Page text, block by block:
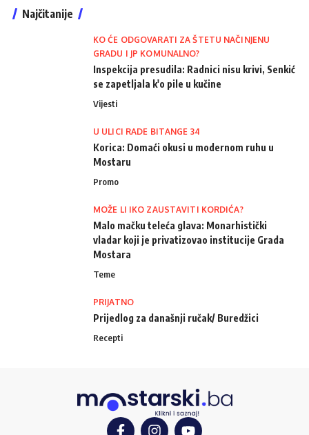
Najčitanije
KO ĆE ODGOVARATI ZA ŠTETU NAČINJENU
GRADU I JP KOMUNALNO?
Inspekcija presudila: Radnici nisu krivi, Senkić
se zapetljala k'o pile u kučine
Vijesti
U ULICI RADE BITANGE 34
Korica: Domaći okusi u modernom ruhu u
Mostaru
Promo
MOŽE LI IKO ZAUSTAVITI KORDIĆA?
Malo mačku teleća glava: Monarhistički
vladar koji je privatizovao institucije Grada
Mostara
Teme
PRIJATNO
Prijedlog za današnji ručak/ Buredžici
Recepti